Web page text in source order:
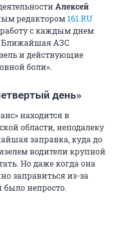
Алексей
редактором 161.RU
с каждым днем
Ближайшая АЗС
и действующие
боли».
день»
находится в
области, неподалеку
заправка, куда до
водители крупной
Но даже когда она
заправиться из-за
непросто.